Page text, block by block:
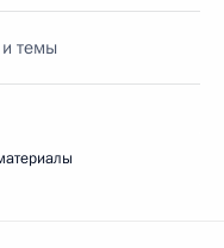
и темы